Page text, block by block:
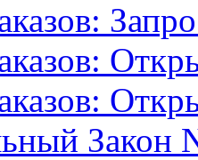
Закон